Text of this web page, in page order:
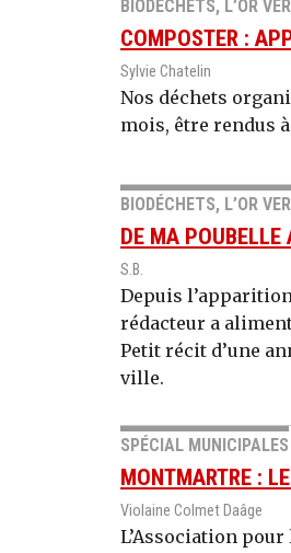
BIODÉCHETS, L’OR
COMPOSTER :
Sylvie Chatelin
Nos déchets
mois, être rendus
BIODÉCHETS, L’OR
DE MA POUBELLE
S.B.
Depuis
rédacteur a
Petit récit d’une
ville.
SPÉCIAL MUNICIPALES
MONTMARTRE :
Violaine Colmet Daâge
L’Association pour